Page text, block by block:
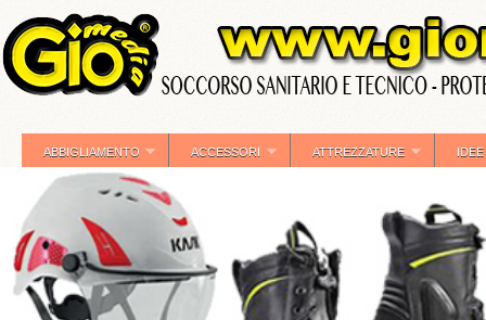
ABBIGLIAMENTO
ACCESSORI
ATTREZZATURE